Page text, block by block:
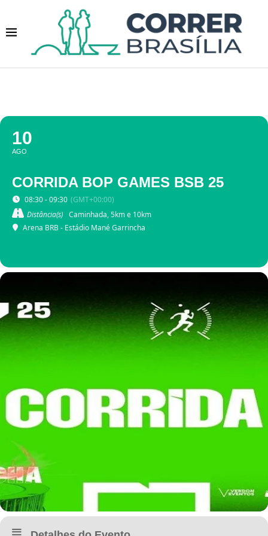
10
AGO
CORRIDA BOP GAMES BSB 25
08:30 - 09:30 (GMT+00:00)
Distância(s) Caminhada, 5km e 10km
Arena BRB - Estádio Mané Garrincha